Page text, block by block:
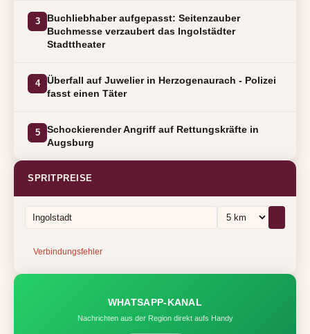
3
Buchliebhaber aufgepasst: Seitenzauber
Buchmesse verzaubert das Ingolstädter
Stadttheater
4
Überfall auf Juwelier in Herzogenaurach - Polizei
fasst einen Täter
5
Schockierender Angriff auf Rettungskräfte in
Augsburg
SPRITPREISE
Verbindungsfehler
WHATSAPP-KANAL
Nachrichten aus der Region direkt aufs Handy